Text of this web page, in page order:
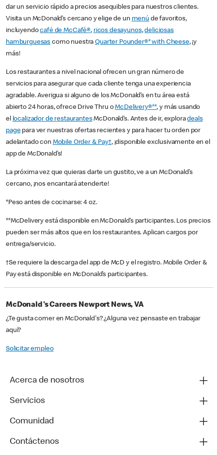
dar un servicio rápido a precios asequibles para nuestros clientes.
Visita un McDonald’s cercano y elige de un menú de favoritos,
incluyendocafé de McCafé®, ricos desayunos,deliciosas
hamburguesas como nuestraQuarter Pounder®* with Cheese, ¡y
más!
Los restaurantes a nivel nacional ofrecen un gran número de
servicios para asegurar que cada cliente tenga una experiencia
agradable. Averigua si alguno de los McDonald’s en tu área está
abierto 24 horas, ofrece Drive Thru oMcDelivery®**, y más usando
el localizador de restaurantesMcDonald’s. Antes de ir, exploradeals
pagepara ver nuestras ofertas recientes y para hacer tu orden por
adelantado con Mobile Order & Pay†, ¡disponible exclusivamente en el
app de McDonald’s!
La próxima vez que quieras darte un gustito, ve a un McDonald’s
cercano, ¡nos encantará atenderte!
*Peso antes de cocinarse: 4 oz.
**McDelivery está disponible en McDonald’s participantes. Los precios
pueden ser más altos que en los restaurantes. Aplican cargos por
entrega/servicio.
†Se requiere la descarga del app de McD y el registro. Mobile Order &
Pay está disponible en McDonald’s participantes.
McDonald's Careers Newport News, VA
¿Te gusta comer en McDonald's? ¿Alguna vez pensaste en trabajar
aquí?
Solicitar empleo
Acerca de nosotros
Servicios
Comunidad
Contáctenos